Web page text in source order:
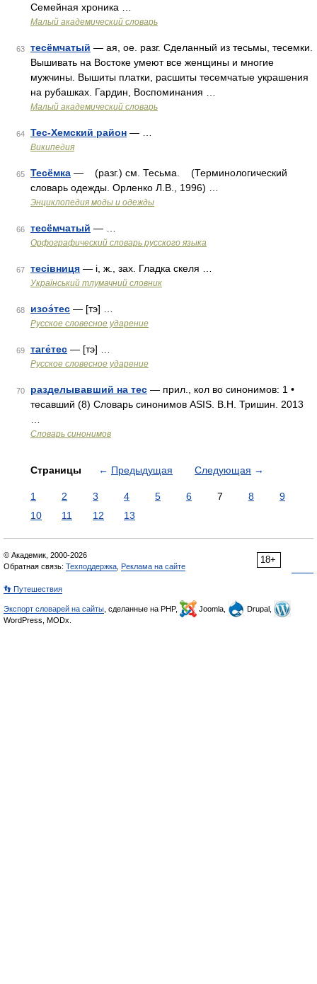
Семейная хроника …
Малый академический словарь
63 тесёмчатый — ая, ое. разг. Сделанный из тесьмы, тесемки.
Вышивать на Востоке умеют все женщины и многие
мужчины. Вышиты платки, расшиты тесемчатые украшения
на рубашках. Гардин, Воспоминания …
Малый академический словарь
64 Тес-Хемский район — …
Википедия
65 Тесёмка — (разг.) см. Тесьма. (Терминологический
словарь одежды. Орленко Л.В., 1996) …
Энциклопедия моды и одежды
66 тесёмчатый — …
Орфографический словарь русского языка
67 тесівниця — і, ж., зах. Гладка скеля …
Український тлумачний словник
68 изоэ́тес — [тэ] …
Русское словесное ударение
69 таге́тес — [тэ] …
Русское словесное ударение
70 разделывавший на тес — прил., кол во синонимов: 1 •
тесавший (8) Словарь синонимов ASIS. В.Н. Тришин. 2013
Словарь синонимов
Страницы ← Предыдущая Следующая →
1 2 3 4 5 6 7 8
9
10
11 12 13
18+
© Академик, 2000-2026
Обратная связь: Техподдержка Реклама на сайте
👣 Путешествия
Экспорт словарей на сайты , сделанные на PHP, Joomla,
Drupal,
WordPress, MODx.